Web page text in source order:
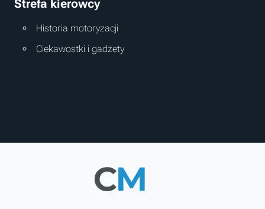
Strefa kierowcy
Historia motoryzacji
Ciekawostki i gadżety